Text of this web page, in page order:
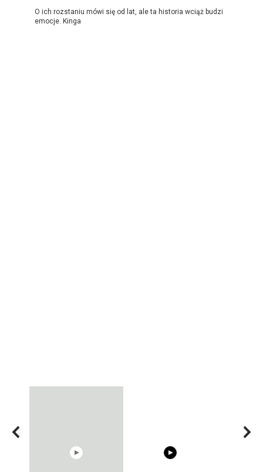
O ich rozstaniu mówi się od lat, ale ta historia wciąż budzi
emocje. Kinga